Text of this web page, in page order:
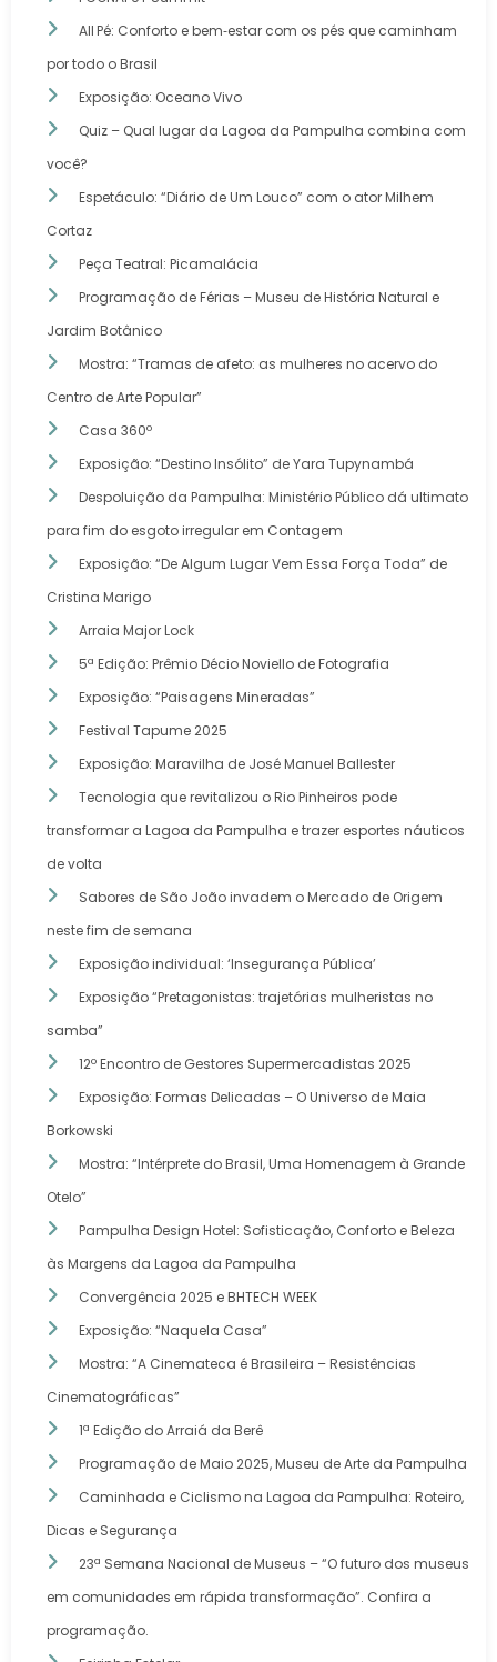
All Pé: Conforto e bem‑estar com os pés que caminham
por todo o Brasil
Exposição: Oceano Vivo
Quiz – Qual lugar da Lagoa da Pampulha combina com
você?
Espetáculo: “Diário de Um Louco” com o ator Milhem
Cortaz
Peça Teatral: Picamalácia
Programação de Férias – Museu de História Natural e
Jardim Botânico
Mostra: “Tramas de afeto: as mulheres no acervo do
Centro de Arte Popular”
Casa 360º
Exposição: “Destino Insólito” de Yara Tupynambá
Despoluição da Pampulha: Ministério Público dá ultimato
para fim do esgoto irregular em Contagem
Exposição: “De Algum Lugar Vem Essa Força Toda” de
Cristina Marigo
Arraia Major Lock
5ª Edição: Prêmio Décio Noviello de Fotografia
Exposição: “Paisagens Mineradas”
Festival Tapume 2025
Exposição: Maravilha de José Manuel Ballester
Tecnologia que revitalizou o Rio Pinheiros pode
transformar a Lagoa da Pampulha e trazer esportes náuticos
de volta
Sabores de São João invadem o Mercado de Origem
neste fim de semana
Exposição individual: ‘Insegurança Pública’
Exposição “Pretagonistas: trajetórias mulheristas no
samba”
12º Encontro de Gestores Supermercadistas 2025
Exposição: Formas Delicadas – O Universo de Maia
Borkowski
Mostra: “Intérprete do Brasil, Uma Homenagem à Grande
Otelo”
Pampulha Design Hotel: Sofisticação, Conforto e Beleza
às Margens da Lagoa da Pampulha
Convergência 2025 e BHTECH WEEK
Exposição: “Naquela Casa”
Mostra: “A Cinemateca é Brasileira – Resistências
Cinematográficas”
1ª Edição do Arraiá da Berê
Programação de Maio 2025, Museu de Arte da Pampulha
Caminhada e Ciclismo na Lagoa da Pampulha: Roteiro,
Dicas e Segurança
23ª Semana Nacional de Museus – “O futuro dos museus
em comunidades em rápida transformação”. Confira a
programação.